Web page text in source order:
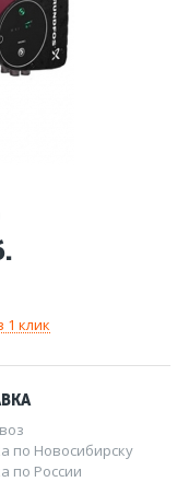
1 клик
по Новосибирску
по России